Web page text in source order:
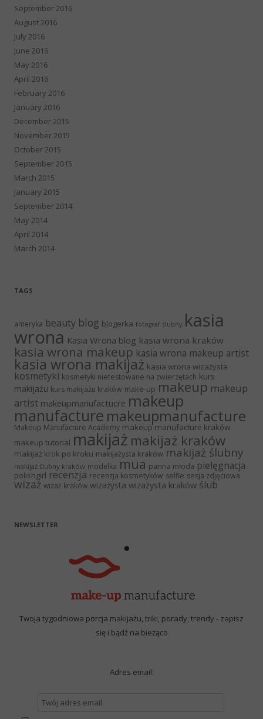
September 2016
August 2016
July 2016
June 2016
May 2016
April 2016
February 2016
January 2016
December 2015
November 2015
October 2015
September 2015
March 2015
January 2015
September 2014
May 2014
April 2014
March 2014
TAGS
ameryka beauty blog blogerka fotograf ślubny kasia
wrona Kasia Wrona blog kasia wrona kraków
kasia wrona makeup kasia wrona makeup artist
kasia wrona makijaż kasia wrona wizażysta
kosmetyki kosmetyki nietestowane na zwierzętach kurs
makijażu kurs makijażu kraków make-up makeup makeup
artist makeupmanufactucre makeup
manufacture makeupmanufacture
Makeup Manufacture Academy makeup manufacture kraków
makeup tutorial makijaż makijaż kraków
makijaż krok po kroku makijażysta kraków makijaż ślubny
makijaż ślubny kraków modelka mua panna młoda pielęgnacja
polishgirl recenzja recenzja kosmetyków selfie sesja zdjęciowa
wizaż wizaż kraków wizażysta wizażysta kraków ślub
NEWSLETTER
Twoja tygodniowa porcja makijażu, triki, porady, trendy - zapisz
się i bądź na bieżąco
Adres email: